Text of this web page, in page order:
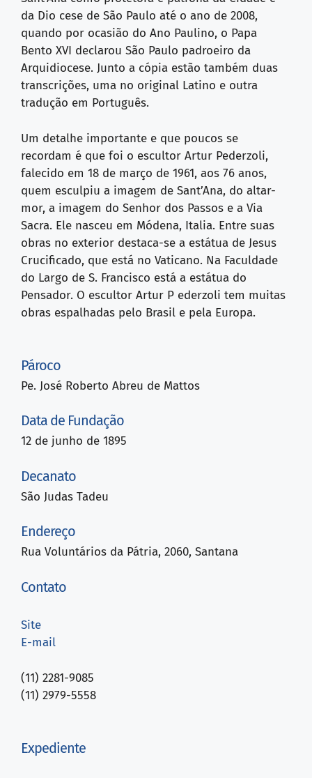
Pároco
Pe. José Roberto Abreu de Mattos
Data de Fundação
12 de junho de 1895
Decanato
São Judas Tadeu
Endereço
Rua Voluntários da Pátria, 2060, Santana
Contato
Site
E-mail
(11) 2281-9085
(11) 2979-5558
Expediente
da Dio cese de São Paulo até o ano de 2008,
quando por ocasião do Ano Paulino, o Papa
Bento XVI declarou São Paulo padroeiro da
Arquidiocese. Junto a cópia estão também duas
transcrições, uma no original Latino e outra
tradução em Português.
Um detalhe importante e que poucos se
recordam é que foi o escultor Artur Pederzoli,
falecido em 18 de março de 1961, aos 76 anos,
quem esculpiu a imagem de Sant’Ana, do altar-
mor, a imagem do Senhor dos Passos e a Via
Sacra. Ele nasceu em Módena, Italia. Entre suas
obras no exterior destaca-se a estátua de Jesus
Crucificado, que está no Vaticano. Na Faculdade
do Largo de S. Francisco está a estátua do
Pensador. O escultor Artur P ederzoli tem muitas
obras espalhadas pelo Brasil e pela Europa.